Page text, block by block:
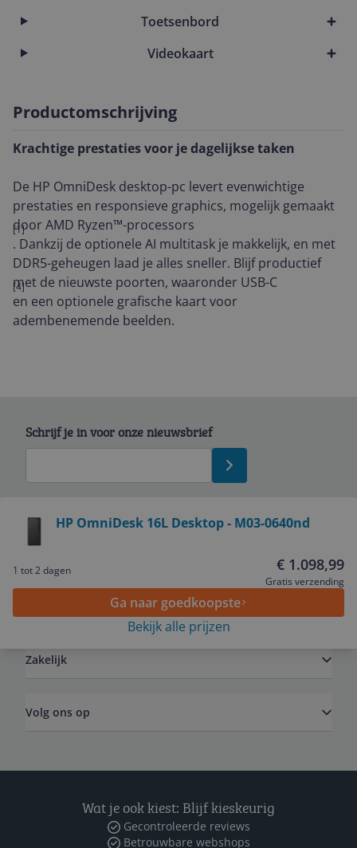
Toetsenbord
Videokaart
Productomschrijving
Krachtige prestaties voor je dagelijkse taken
De HP OmniDesk desktop-pc levert evenwichtige
prestaties en responsieve graphics, mogelijk gemaakt
door AMD Ryzen™-processors
[1]
. Dankzij de optionele AI multitask je makkelijk, en met
DDR5-geheugen laad je alles sneller. Blijf productief
met de nieuwste poorten, waaronder USB-C
[4]
en een optionele grafische kaart voor
adembenemende beelden.
HP OmniDesk 16L Desktop - M03-0640nd
1 tot 2 dagen € 1.098,99
Gratis verzending
Ga naar goedkoopste
Bekijk alle prijzen
Schrijf je in voor onze nieuwsbrief
Zakelijk
Volg ons op
Wat je ook kiest: Blijf kieskeurig
Gecontroleerde reviews
Betrouwbare webshops